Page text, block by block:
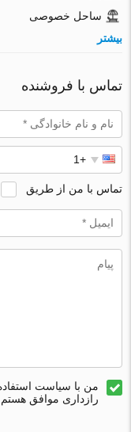
ساحل خصوصی
بیشتر
تماس با فروشنده
تماس با من از طریق
من با سیاست
رازداری موافق هستم